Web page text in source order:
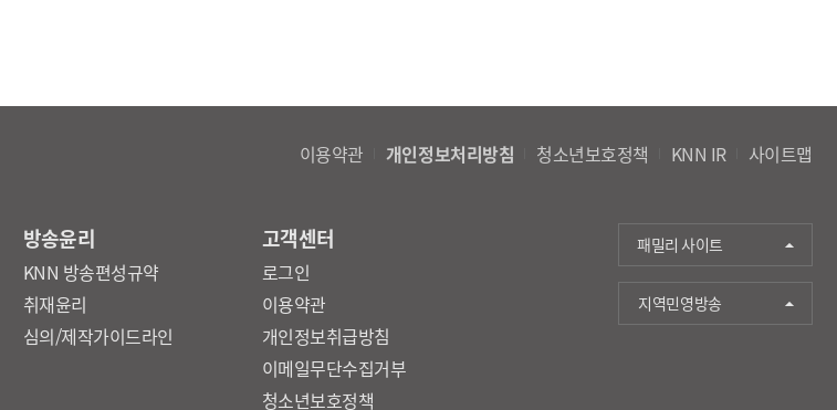
이용약관 개인정보처리방침 청소년보호정책 KNN IR 사이트맵
방송윤리
KNN 방송편성규약
취재윤리
심의/제작가이드라인
고객센터
로그인
이용약관
개인정보취급방침
이메일무단수집거부
청소년보호정책
패밀리 사이트
지역민영방송